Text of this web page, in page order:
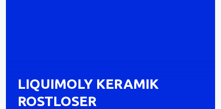
LIQUIMOLY KERAMIK
ROSTLOSER